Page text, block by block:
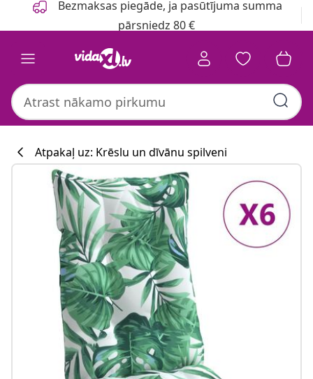
Bezmaksas piegāde, ja pasūtījuma summa
pārsniedz 80 €
Atpakaļ uz: Krēslu un dīvānu spilveni